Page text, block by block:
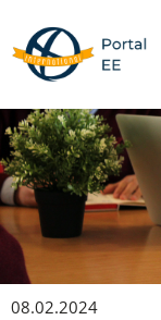
content
08.02.2024